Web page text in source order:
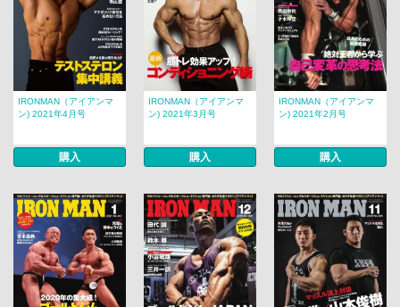
IRONMAN（アイアンマ
ン) 2021年4月号
購入
IRONMAN（アイアンマ
ン) 2021年3月号
購入
IRONMAN（アイアンマ
ン) 2021年2月号
購入